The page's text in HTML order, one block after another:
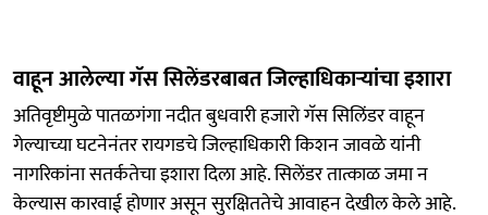
वाहून आलेल्या गॅस सिलेंडरबाबत जिल्हाधिकाऱ्यांचा इशारा
अतिवृष्टीमुळे पातळगंगा नदीत बुधवारी हजारो गॅस सिलिंडर वाहून
गेल्याच्या घटनेनंतर रायगडचे जिल्हाधिकारी किशन जावळे यांनी
नागरिकांना सतर्कतेचा इशारा दिला आहे. सिलेंडर तात्काळ जमा न
केल्यास कारवाई होणार असून सुरक्षिततेचे आवाहन देखील केले आहे.